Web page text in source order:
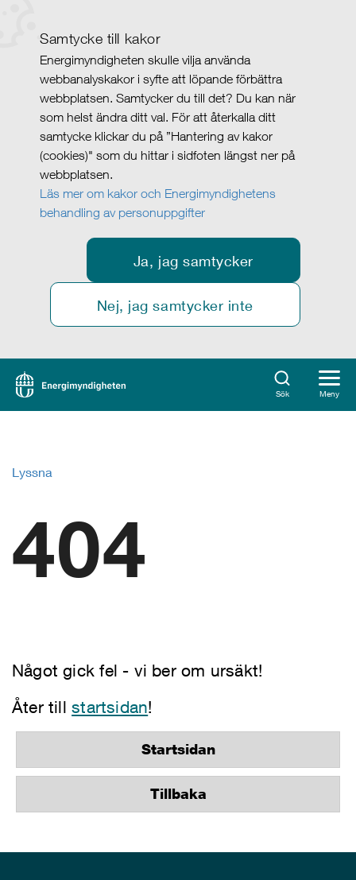
Samtycke till kakor
Energimyndigheten skulle vilja använda
webbanalyskakor i syfte att löpande förbättra
webbplatsen. Samtycker du till det? Du kan när
som helst ändra ditt val. För att återkalla ditt
samtycke klickar du på ”Hantering av kakor
(cookies)" som du hittar i sidfoten längst ner på
webbplatsen.
Läs mer om kakor och Energimyndighetens
behandling av personuppgifter
Ja, jag samtycker
Nej, jag samtycker inte
Sök Meny
Lyssna
404
Något gick fel - vi ber om ursäkt!
Åter tillstartsidan!
Startsidan
Tillbaka